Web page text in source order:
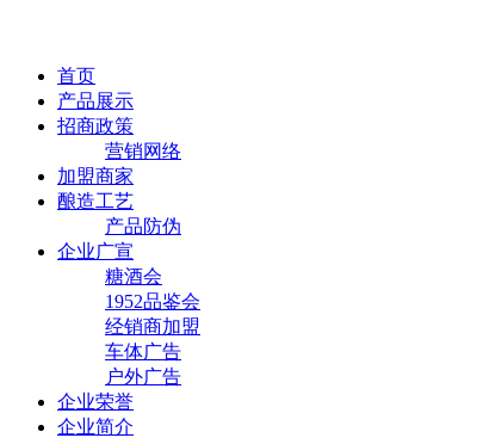
首页
产品展示
招商政策
营销网络
加盟商家
酿造工艺
产品防伪
企业广宣
糖酒会
1952品鉴会
经销商加盟
车体广告
户外广告
企业荣誉
企业简介